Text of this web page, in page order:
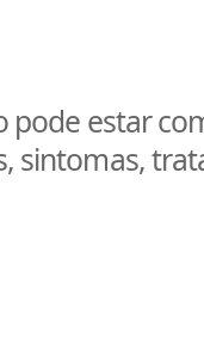
pode estar
sintomas,